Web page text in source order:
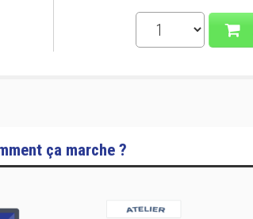
ça marche ?